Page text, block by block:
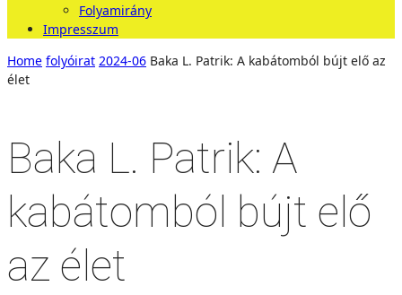
Folyamirány
Impresszum
Home folyóirat 2024-06 Baka L. Patrik: A kabátomból bújt elő az
élet
Baka L. Patrik: A
kabátomból bújt elő
az élet